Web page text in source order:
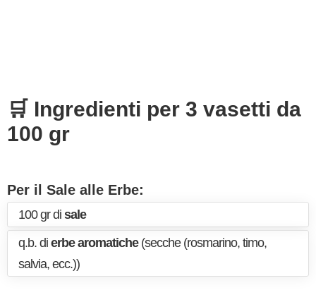
🛒 Ingredienti per 3 vasetti da
100 gr
Per il Sale alle Erbe:
100 gr di sale
q.b. di erbe aromatiche(secche (rosmarino, timo,
salvia, ecc.))